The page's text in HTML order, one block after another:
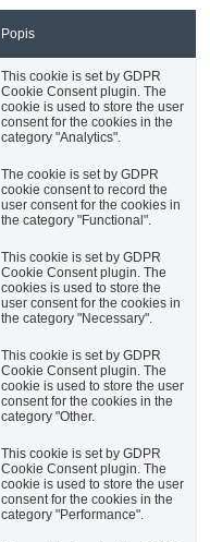
Popis
This cookie is set by GDPR
Cookie Consent plugin. The
cookie is used to store the user
consent for the cookies in the
category "Analytics".
The cookie is set by GDPR
cookie consent to record the
user consent for the cookies in
the category "Functional".
This cookie is set by GDPR
Cookie Consent plugin. The
cookies is used to store the
user consent for the cookies in
the category "Necessary".
This cookie is set by GDPR
Cookie Consent plugin. The
cookie is used to store the user
consent for the cookies in the
category "Other.
This cookie is set by GDPR
Cookie Consent plugin. The
cookie is used to store the user
consent for the cookies in the
category "Performance".